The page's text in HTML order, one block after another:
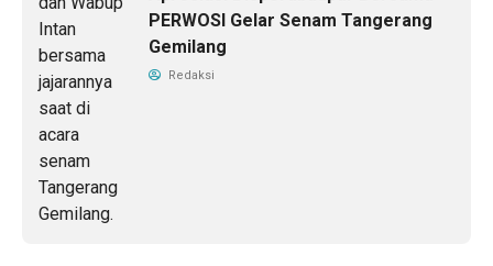
PERWOSI Gelar Senam Tangerang
Gemilang
Redaksi